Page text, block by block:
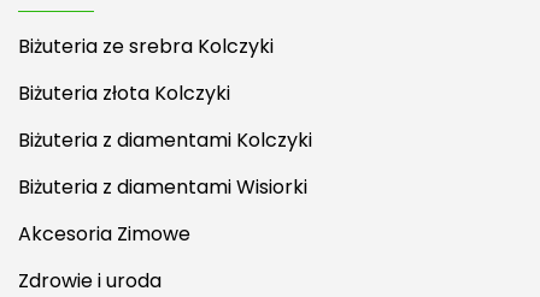
Biżuteria ze srebra Kolczyki
Biżuteria złota Kolczyki
Biżuteria z diamentami Kolczyki
Biżuteria z diamentami Wisiorki
Akcesoria Zimowe
Zdrowie i uroda